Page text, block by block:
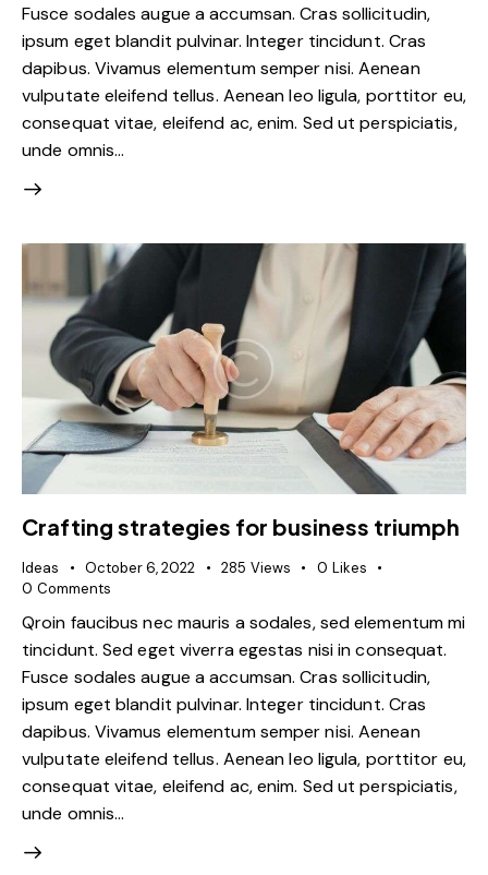
Fusce sodales augue a accumsan. Cras sollicitudin,
ipsum eget blandit pulvinar. Integer tincidunt. Cras
dapibus. Vivamus elementum semper nisi. Aenean
vulputate eleifend tellus. Aenean leo ligula, porttitor eu,
consequat vitae, eleifend ac, enim. Sed ut perspiciatis,
unde omnis…
Crafting strategies for business triumph
Ideas October 6, 2022 285 Views 0 Likes
0 Comments
Qroin faucibus nec mauris a sodales, sed elementum mi
tincidunt. Sed eget viverra egestas nisi in consequat.
Fusce sodales augue a accumsan. Cras sollicitudin,
ipsum eget blandit pulvinar. Integer tincidunt. Cras
dapibus. Vivamus elementum semper nisi. Aenean
vulputate eleifend tellus. Aenean leo ligula, porttitor eu,
consequat vitae, eleifend ac, enim. Sed ut perspiciatis,
unde omnis…